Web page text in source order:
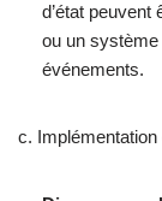
d’état
ou un système
événements.
c. Implémentation